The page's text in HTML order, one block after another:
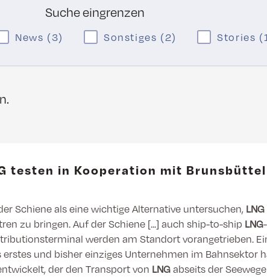
Suche eingrenzen
News (3) Sonstiges (2) Stories
testen in Kooperation mit
Schiene als eine wichtige Alternative untersuchen, LNG
zu bringen. Auf der Schiene [...] auch ship-to-ship LNG
werden am Standort vorangetrieben.
erstes und bisher einziges Unternehmen im Bahnsektor
der den Transport von LNGabseits der Seewege